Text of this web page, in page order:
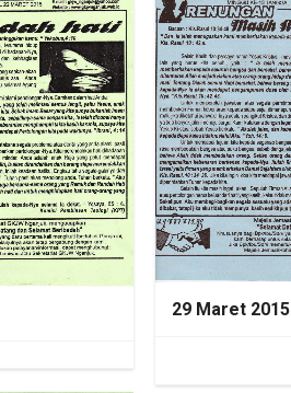
29 Maret 2015